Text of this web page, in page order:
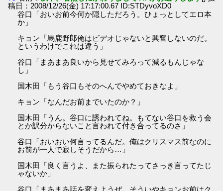
稿日：2008/12/26(金) 17:17:00.67 ID:STDyvoXD0
谷口「おいお前今何か隠しただろう。ひょっとしてエロ本
か」
キョン「馬鹿野郎俺はビデオじゃないと興奮しないのだ。
というわけでこれは違う」
谷口「まあまあ良いから見せてみろって減るもんじゃな
し」
国木田「もう谷口もそのへんでやめておきなよ」
キョン「なんだお前までいたのか？」
国木田「うん。谷口に誘われてね。もてない谷口を救う会
とか訳分からないこと言われて付き合ってるのさ」
谷口「おいおい何言ってるんだ。俺はクリスマス前なのに
お前が一人で寂しそうだから…」
国木田「良く言うよ、また振られたってさっき言ってたじ
ゃないか」
谷口「まあまあ話を変えようぜ、そういやキョンお前はク